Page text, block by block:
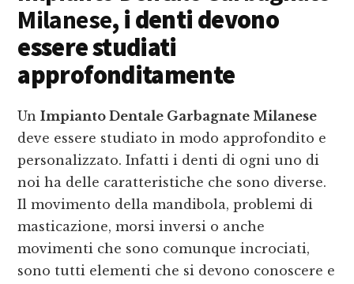
Milanese, i denti devono
essere studiati
approfonditamente
UnImpianto Dentale Garbagnate Milanese
deve essere studiato in modo approfondito e
personalizzato. Infatti i denti di ogni uno di
noi ha delle caratteristiche che sono diverse.
Il movimento della mandibola, problemi di
masticazione, morsi inversi o anche
movimenti che sono comunque incrociati,
sono tutti elementi che si devono conoscere e